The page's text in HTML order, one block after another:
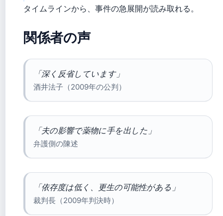
タイムラインから、事件の急展開が読み取れる。
関係者の声
「深く反省しています」
酒井法子（2009年の公判）
「夫の影響で薬物に手を出した」
弁護側の陳述
「依存度は低く、更生の可能性がある」
裁判長（2009年判決時）